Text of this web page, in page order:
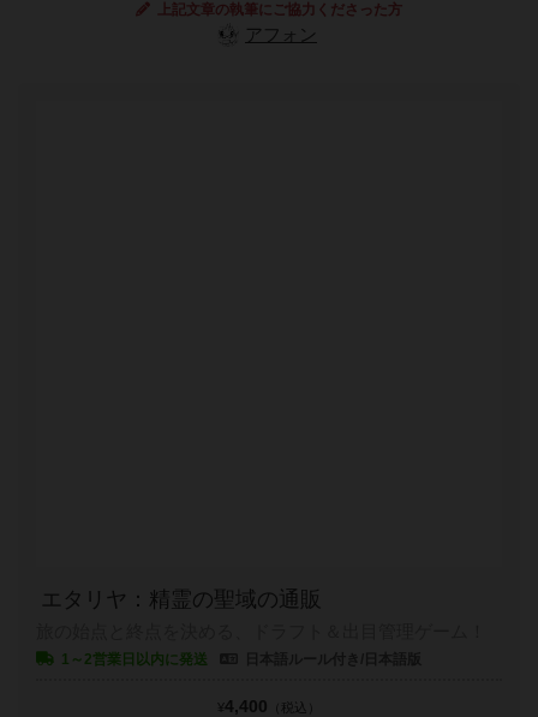
上記文章の執筆にご協力くださった方
アフォン
エタリヤ：精霊の聖域の通販
1～2営業日以内に発送
¥4,400 （税込）